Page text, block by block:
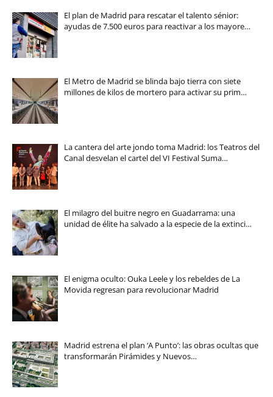
El plan de Madrid para rescatar el talento sénior:
ayudas de 7.500 euros para reactivar a los mayore…
El Metro de Madrid se blinda bajo tierra con siete
millones de kilos de mortero para activar su prim…
La cantera del arte jondo toma Madrid: los Teatros del
Canal desvelan el cartel del VI Festival Suma…
El milagro del buitre negro en Guadarrama: una
unidad de élite ha salvado a la especie de la extinci…
El enigma oculto: Ouka Leele y los rebeldes de La
Movida regresan para revolucionar Madrid
Madrid estrena el plan ‘A Punto’: las obras ocultas que
transformarán Pirámides y Nuevos…